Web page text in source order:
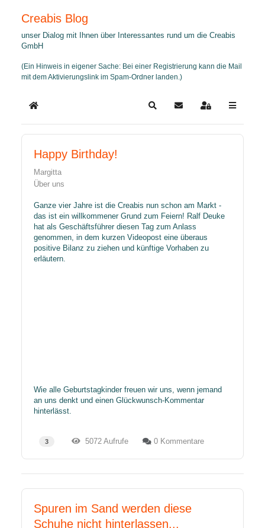
Creabis Blog
unser Dialog mit Ihnen über Interessantes rund um die Creabis
GmbH
(Ein Hinweis in eigener Sache: Bei einer Registrierung kann die Mail
mit dem Aktivierungslink im Spam-Ordner landen.)
Home SearchUpdates abonnieren
Sign In
Happy Birthday!
Margitta
Über uns
​Ganze vier Jahre ist die Creabis nun schon am Markt -
das ist ein willkommener Grund zum Feiern! Ralf Deuke
hat als Geschäftsführer diesen Tag zum Anlass
genommen, in dem kurzen Videopost eine überaus
positive Bilanz zu ziehen und künftige Vorhaben zu
erläutern.
​Wie alle Geburtstagkinder freuen wir uns, wenn jemand
an uns denkt und einen Glückwunsch-Kommentar
hinterlässt.
3 5072 Aufrufe 0 Kommentare
Spuren im Sand werden diese
Schuhe nicht hinterlassen...